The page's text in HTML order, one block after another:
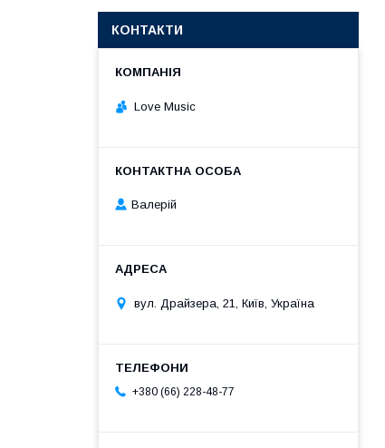
КОНТАКТИ
Love Music
Валерій
вул. Драйзера, 21, Київ, Україна
+380 (66) 228-48-77